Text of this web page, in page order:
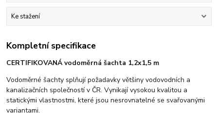
Ke stažení
Kompletní specifikace
CERTIFIKOVANÁ vodoměrná šachta 1,2x1,5 m
Vodoměrné šachty splňují požadavky většiny vodovodních a
kanalizačních společností v ČR. Vynikají vysokou kvalitou a
statickými vlastnostmi, které jsou nesrovnatelné se svařovanými
variantami.